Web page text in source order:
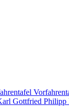
Gottfried Philipp